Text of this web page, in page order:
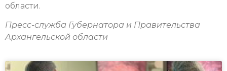
области.
Пресс-служба Губернатора и Правительства
Архангельской области